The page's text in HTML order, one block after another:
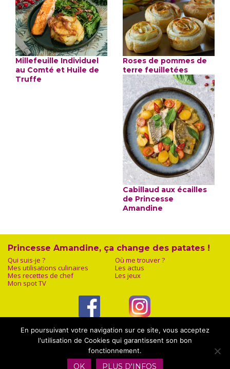
Millefeuille Individuel
au Comté et Huile de
Truffe
Roses de pommes de
terre feuilletées
Cabillaud aux écailles
de Princesse
Amandine
Princesse Amandine, ça change des patates !
Qui suis-je ?
Où me trouver ?
Mes utilisations culinaires
Les actus
Mes recettes de chef
Les jeux
Mon spot TV
En poursuivant votre navigation sur ce site, vous acceptez
l'utilisation de Cookies qui garantissent son bon
fonctionnement.
OK PLUS D'INFOS